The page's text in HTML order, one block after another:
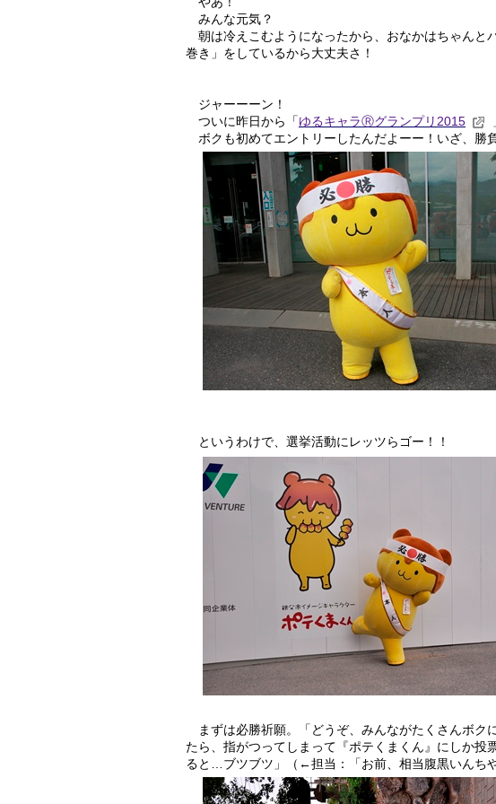
みんな元気？
朝は冷えこむようになったから、おなかはちゃんと
巻き」をしているから大丈夫さ！
ジャーーーン！
ついに昨日から「ゆるキャラⓇグランプリ2015
ボクも初めてエントリーしたんだよーー！いざ、勝
というわけで、選挙活動にレッツらゴー！！
まずは必勝祈願。「どうぞ、みんながたくさんボク
たら、指がつってしまって『ポテくまくん』にしか
ると…ブツブツ」（←担当：「お前、相当腹黒いんちや